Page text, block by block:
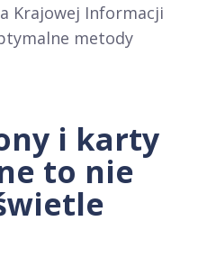
Krajowej Informacji
metody
i karty
to nie